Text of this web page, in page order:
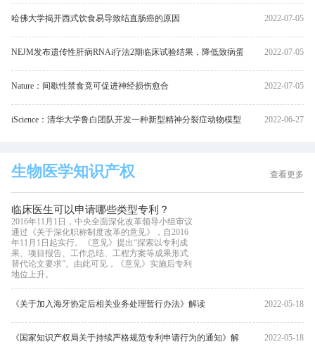
哈佛大学揭开西式饮食易导致结直肠癌的原因 2022-07-05
NEJM发布遗传性肝病RNAi疗法2期临床试验结果，降低致病蛋
白83%
2022-07-05
Nature：间歇性禁食竟可促进神经损伤愈合 2022-07-05
iScience：清华大学鲁白团队开发一种新型精神分裂症动物模型 2022-06-27
生物医学知识产权 查看更多
临床医生可以申请哪些类型专利？
2016年11月1日，中央全面深化改革领导小组审议
通过《关于深化职称制度改革的意见》，自2016
年11月1日起实行。《意见》提出“探索以专利成
果、项目报告、工作总结、工程方案等成果形式
替代论文要求”。由此可见，《意见》实施后专利
地位上升。
《关于加入海牙协定后相关业务处理暂行办法》解读 2022-05-18
《国家知识产权局关于持续严格规范专利申请行为的通知》解 2022-05-18